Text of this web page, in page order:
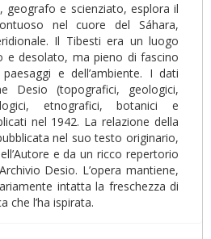
geografo e scienziato, esplora il
nel cuore del Sáhara,
Il Tibesti era un luogo
e desolato, ma pieno di fascino
e dell’ambiente. I dati
Desio (topografici, geologici,
etnografici, botanici e
nel 1942. La relazione della
nel suo testo originario,
e da un ricco repertorio
Desio. L’opera mantiene,
intatta la freschezza di
che l’ha ispirata.